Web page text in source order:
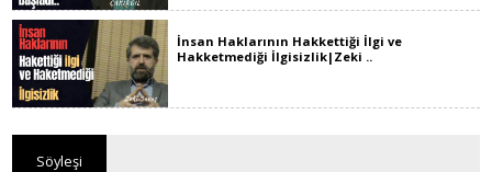
İnsan Haklarının Hakkettiği İlgi ve
Hakketmediği İlgisizlik|Zeki ..
Söyleşi